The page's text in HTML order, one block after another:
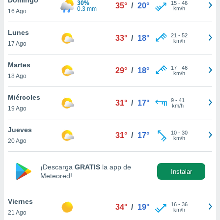
y
en
más
de
cookies
aceptar
16 Ago
30%
0.3 mm
35° / 20° 15- 46
km/h
Lunes
17 Ago
33° / 18° 21 - 52
km/h
Martes
18 Ago
29° / 18° 17- 46
km/h
Miércoles
19 Ago
31° / 17° 9- 41
km/h
Jueves
20 Ago
31° / 17° 10- 30
km/h
¡Descarga GRATIS la app de
Meteored!
Instalar
Viernes
21 Ago
34° / 19° 16- 36
km/h